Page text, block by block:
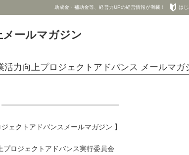
助成金・補助金等、経営力UPの経営情報が満載！ は
メールマガジン
活力向上プロジェクトアドバンス メールマガ
━━━━━━━━━━━━━━━━━
ェクトアドバンスメールマガジン 】
ロジェクトアドバンス実行委員会